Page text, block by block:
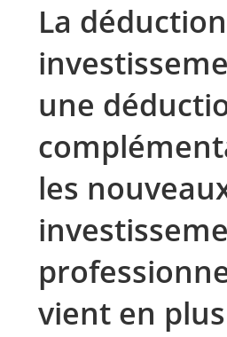
La
une
les
vient en